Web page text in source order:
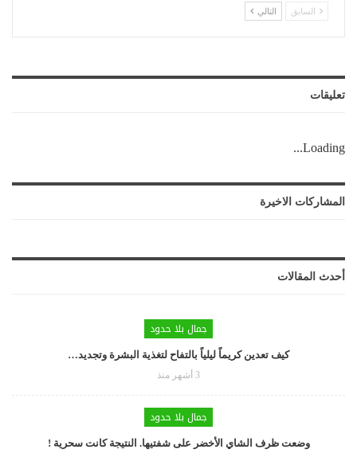
السابق التالي
تعليقات
Loading...
المشاركات الاخيرة
أحدث المقالات
جمال بلا حدود
كيف تعدين كريماً ليلياً بالتفاح لتغذية البشرة وتجديد…
3 أشهر منذ
جمال بلا حدود
وضعت ظرف الشاي الأخضر على شفتيها. النتيجة كانت سحرية !